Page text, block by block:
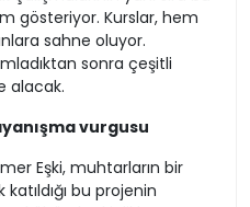
gösteriyor. Kurslar, hem
sahne oluyor.
sonra çeşitli
alacak.
vurgusu
Eşki, muhtarların bir
bu projenin